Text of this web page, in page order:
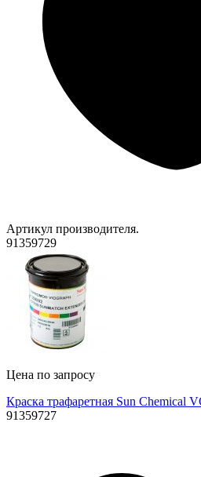
Артикул производителя.
91359729
Цена по запросу
Краска трафаретная Sun Chemical
91359727